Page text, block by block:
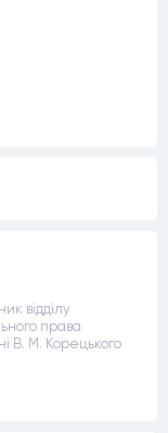
відділу
права
В. М. Корецького